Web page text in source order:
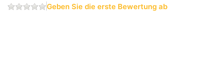
Geben Sie die erste Bewertung ab